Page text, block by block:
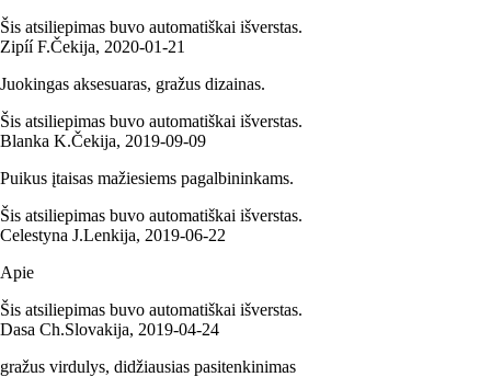
Šis atsiliepimas buvo automatiškai išverstas.
Zipíí F.Čekija, 2020‑01‑21
Juokingas aksesuaras, gražus dizainas.
Šis atsiliepimas buvo automatiškai išverstas.
Blanka K.Čekija, 2019‑09‑09
Puikus įtaisas mažiesiems pagalbininkams.
Šis atsiliepimas buvo automatiškai išverstas.
Celestyna J.Lenkija, 2019‑06‑22
Apie
Šis atsiliepimas buvo automatiškai išverstas.
Dasa Ch.Slovakija, 2019‑04‑24
gražus virdulys, didžiausias pasitenkinimas